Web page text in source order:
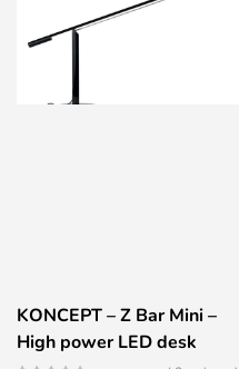
KONCEPT – Z Bar Mini –
High power LED desk